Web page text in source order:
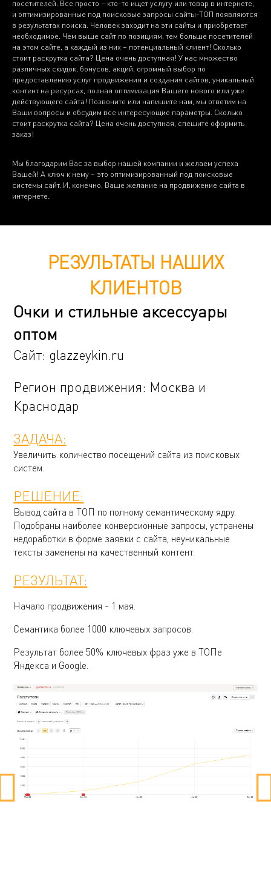
посетителей. Все просто – кто-то ищет услугу или товар в интернете,
и оптимизированные под поисковые запросы сайты-ТОП появляются
в результатах поиска. Человек заходит на эти сайты и приобретает
необходимое. Чем выше сайт по позициям, тем больше посетителей
на этом сайте, а каждый из них – потенциальный клиент! Сколько
стоит раскрутка сайта? Цена очень доступная! У нас множество
различных скидок, бонусов, акций, огромный выбор по
предоставлению услуг продвижения и создания сайтов, уникальный
контент на ресурсах, полная оптимизация Вашего нового или уже
действующего сайта! Позвоните или напишите нам, мы ответим на
Ваши вопросы и обсудим все интересующие параметры. Сколько
стоит раскрутка сайта? Цена очень доступная, спешите оформить
заказ!
Мы благодарим Вас за выбор нашей компании и желаем успеха
Вашей! А ключ к нему – это оптимизированный под поисковые
системы сайт. И, конечно, Ваше желание на продвижение сайта в
интернете.
РЕЗУЛЬТАТЫ НАШИХ
КЛИЕНТОВ
Очки и стильные аксессуары
оптом
Сайт: glazzeykin.ru
Регион продвижения: Москва и
Краснодар
ЗАДАЧА:
Увеличить количество посещений сайта из поисковых
систем.
РЕШЕНИЕ:
Вывод сайта в ТОП по полному семантическому ядру.
Подобраны наиболее конверсионные запросы, устранены
недоработки в форме заявки с сайта, неуникальные
тексты заменены на качественный контент.
РЕЗУЛЬТАТ:
Начало продвижения - 1 мая.
Семантика более 1000 ключевых запросов.
Результат более 50% ключевых фраз уже в ТОПе
Яндекса и Google.